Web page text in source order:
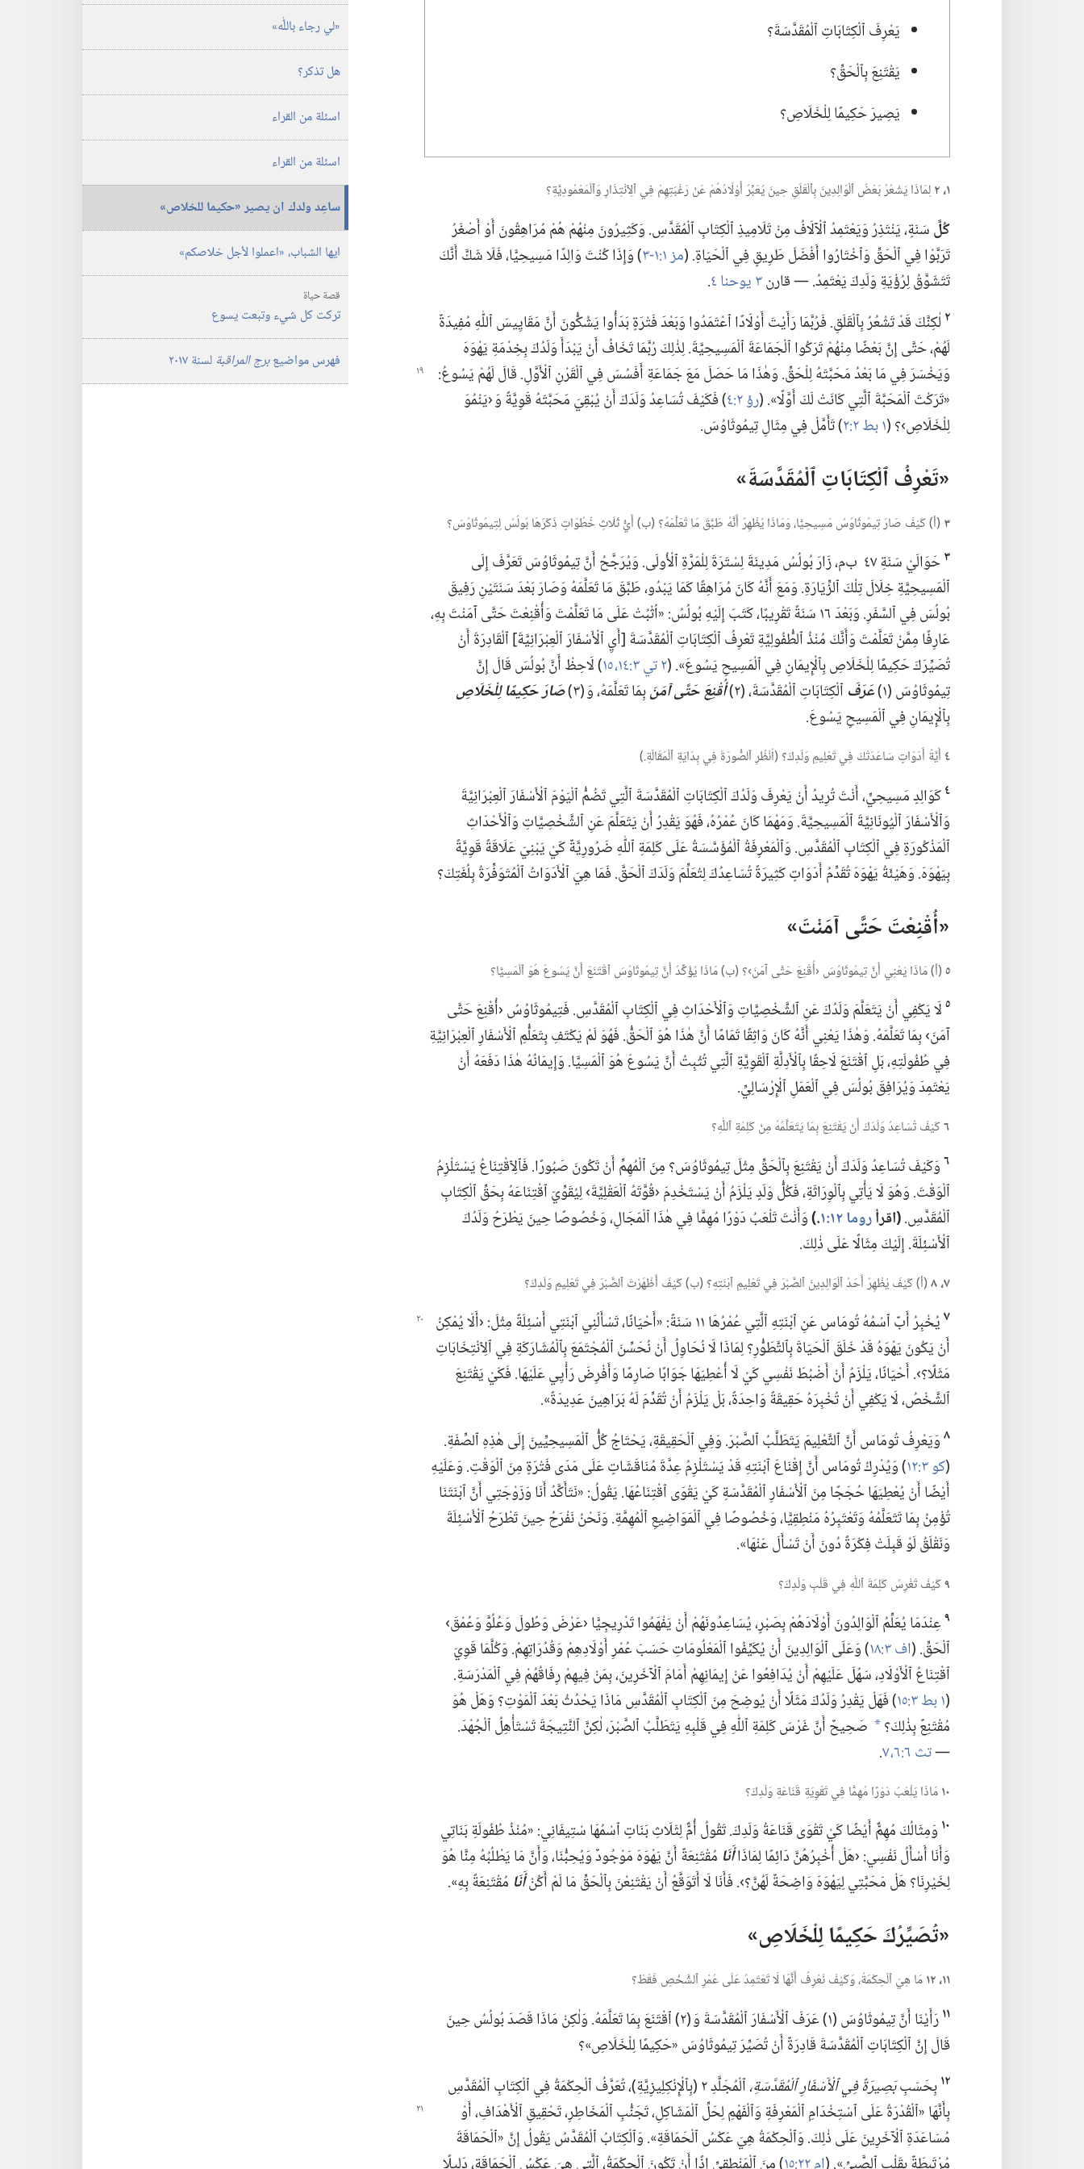
يَعْرِفَ ٱلْكِتَابَاتِ ٱلْمُقَدَّسَةَ؟‏
يَقْتَنِعَ بِٱلْحَقِّ؟‏
يَصِيرَ حَكِيمًا لِلْخَلَاصِ؟‏
١،‏ ٢ لِمَاذَا يَشْعُرُ بَعْضُ ٱلْوَالِدِينَ بِٱلْقَلَقِ حِينَ يُعَبِّرُ أَوْلَادُهُمْ عَنْ رَغْبَتِهِمْ فِي ٱلِٱنْتِذَارِ وَٱلْمَعْمُودِيَّةِ؟‏
كُلَّسَنَةٍ،‏ يَنْتَذِرُ وَيَعْتَمِدُ ٱلْآلَافُ مِنْ تَلَامِيذِ ٱلْكِتَابِ ٱلْمُقَدَّسِ.‏ وَكَثِيرُونَ مِنْهُمْ هُمْ مُرَاهِقُونَ أَوْ أَصْغَرُ
تَرَبَّوْا فِي ٱلْحَقِّ وَٱخْتَارُوا أَفْضَلَ طَرِيقٍ فِي ٱلْحَيَاةِ.‏ (‏مز ١:‏١-‏٣
‏)‏ وَإِذَا كُنْتَ وَالِدًا مَسِيحِيًّا،‏ فَلَا شَكَّ أَنَّكَ
تَتَشَوَّقُ لِرُؤْيَةِ وَلَدِكَ يَعْتَمِدُ.‏ —‏ قارن٣ يوحنا ٤ ‏.‏
٢ لٰكِنَّكَ قَدْ تَشْعُرُ بِٱلْقَلَقِ.‏ فَرُبَّمَا رَأَيْتَ أَوْلَادًا ٱعْتَمَدُوا وَبَعْدَ فَتْرَةٍ بَدَأُوا يَشُكُّونَ أَنَّ مَقَايِيسَ ٱللّٰهِ مُفِيدَةٌ
لَهُمْ،‏ حَتَّى إِنَّ بَعْضًا مِنْهُمْ تَرَكُوا ٱلْجَمَاعَةَ ٱلْمَسِيحِيَّةَ.‏ لِذٰلِكَ رُبَّمَا تَخَافُ أَنْ يَبْدَأَ وَلَدُكَ بِخِدْمَةِ يَهْوَهَ
وَيَخْسَرَ فِي مَا بَعْدُ مَحَبَّتَهُ لِلْحَقِّ.‏ وَهٰذَا مَا حَصَلَ مَعَ جَمَاعَةِ أَفَسُسَ فِي ٱلْقَرْنِ ٱلْأَوَّلِ.‏ قَالَلَهُمْ يَسُوعُ:‏
«تَرَكْتَ ٱلْمَحَبَّةَ ٱلَّتِي كَانَتْ لَكَ أَوَّلًا».‏ (‏رؤ ٢:‏٤
‏)‏ فَكَيْفَ تُسَاعِدُ وَلَدَكَ أَنْ يُبْقِيَ مَحَبَّتَهُ قَوِيَّةً وَ ‹يَنْمُوَ
لِلْخَلَاصِ›؟‏ (‏١ بط ٢:‏٢ ‏)‏ تَأَمَّلْ فِي مِثَالِ تِيمُوثَاوُسَ.‏
‏«تَعْرِفُ ٱلْكِتَابَاتِ ٱلْمُقَدَّسَةَ»‏
٣ (‏أ)‏ كَيْفَ صَارَ تِيمُوثَاوُسُ مَسِيحِيًّا،‏ وَمَاذَا يُظْهِرُ أَنَّهُ طَبَّقَ مَا تَعَلَّمَهُ؟‏ (‏ب)‏ أَيُّ ثَلَاثِ خُطُوَاتٍ ذَكَرَهَا بُولُسُ لِتِيمُوثَاوُسَ؟‏
٣
حَوَالَيْ سَنَةِ ٤٧ ب‌م،‏ زَارَ بُولُسُ مَدِينَةَ لِسْتَرَةَ لِلْمَرَّةِ ٱلْأُولَى.‏ وَيُرَجَّحُ أَنَّ تِيمُوثَاوُسَ تَعَرَّفَ إِلَى
ٱلْمَسِيحِيَّةِ خِلَالَ تِلْكَ ٱلزِّيَارَةِ.‏ وَمَعَ أَنَّهُ كَانَ مُرَاهِقًا كَمَا يَبْدُو،‏ طَبَّقَ مَا تَعَلَّمَهُ وَصَارَ بَعْدَ سَنَتَيْنِ رَفِيقَ
بُولُسَ فِي ٱلسَّفَرِ.‏ وَبَعْدَ ١٦ سَنَةً تَقْرِيبًا،‏ كَتَبَ إِلَيْهِ بُولُسُ:‏ «اُثْبُتْ عَلَى مَا تَعَلَّمْتَ وَأُقْنِعْتَ حَتَّى آمَنْتَ بِهِ،‏
عَارِفًا مِمَّنْ تَعَلَّمْتَ وَأَنَّكَ مُنْذُ ٱلطُّفُولِيَّةِ تَعْرِفُ ٱلْكِتَابَاتِ ٱلْمُقَدَّسَةَ [أَيِ ٱلْأَسْفَارَ ٱلْعِبْرَانِيَّةَ] ٱلْقَادِرَةَ أَنْ
تُصَيِّرَكَ حَكِيمًا لِلْخَلَاصِ بِٱلْإِيمَانِ فِي ٱلْمَسِيحِ يَسُوعَ».‏ (‏٢ تي ٣:‏١٤،‏ ١٥
‏)‏ لَاحِظْ أَنَّ بُولُسَ قَالَ إِنَّ
تِيمُوثَاوُسَ (‏١)‏ عَرَفَ ٱلْكِتَابَاتِ ٱلْمُقَدَّسَةَ،‏ (‏٢)‏ أُقْنِعَ حَتَّى آمَنَبِمَا تَعَلَّمَهُ،‏ وَ (‏٣)‏ صَارَ حَكِيمًا لِلْخَلَاصِ
بِٱلْإِيمَانِ فِي ٱلْمَسِيحِ يَسُوعَ.‏
٤ أَيَّةُ أَدَوَاتٍ سَاعَدَتْكَ فِي تَعْلِيمِ وَلَدِكَ؟‏ (‏اُنْظُرِ ٱلصُّورَةَ فِي بِدَايَةِ ٱلْمَقَالَةِ.‏)‏
٤كَوَالِدٍ مَسِيحِيٍّ،‏ أَنْتَ تُرِيدُ أَنْ يَعْرِفَ وَلَدُكَ ٱلْكِتَابَاتِ ٱلْمُقَدَّسَةَ ٱلَّتِي تَضُمُّ ٱلْيَوْمَ ٱلْأَسْفَارَ ٱلْعِبْرَانِيَّةَ
وَٱلْأَسْفَارَ ٱلْيُونَانِيَّةَ ٱلْمَسِيحِيَّةَ.‏ وَمَهْمَا كَانَ عُمْرُهُ،‏ فَهُوَ يَقْدِرُ أَنْ يَتَعَلَّمَ عَنِ ٱلشَّخْصِيَّاتِ وَٱلْأَحْدَاثِ
ٱلْمَذْكُورَةِ فِي ٱلْكِتَابِ ٱلْمُقَدَّسِ.‏ وَٱلْمَعْرِفَةُ ٱلْمُؤَسَّسَةُ عَلَى كَلِمَةِ ٱللّٰهِ ضَرُورِيَّةٌ كَيْ يَبْنِيَ عَلَاقَةً قَوِيَّةً
بِيَهْوَهَ.‏ وَهَيْئَةُ يَهْوَهَ تُقَدِّمُ أَدَوَاتٍ كَثِيرَةً تُسَاعِدُكَ لِتُعَلِّمَ وَلَدَكَ ٱلْحَقَّ.‏ فَمَا هِيَ ٱلْأَدَوَاتُ ٱلْمُتَوَفِّرَةُ بِلُغَتِكَ؟‏
‏«أُقْنِعْتَ حَتَّى آمَنْتَ»‏
٥(‏أ)‏ مَاذَا يَعْنِي أَنَّ تِيمُوثَاوُسَ ‹أُقْنِعَ حَتَّى آمَنَ›؟‏ (‏ب)‏ مَاذَا يُؤَكِّدُ أَنَّ تِيمُوثَاوُسَ ٱقْتَنَعَ أَنَّ يَسُوعَ هُوَ ٱلْمَسِيَّا؟‏
٥لَا يَكْفِي أَنْ يَتَعَلَّمَ وَلَدُكَ عَنِ ٱلشَّخْصِيَّاتِ وَٱلْأَحْدَاثِ فِي ٱلْكِتَابِ ٱلْمُقَدَّسِ.‏ فَتِيمُوثَاوُسُ ‹أُقْنِعَ حَتَّى
آمَنَ› بِمَا تَعَلَّمَهُ.‏ وَهٰذَا يَعْنِي أَنَّهُ كَانَ وَاثِقًا تَمَامًا أَنَّ هٰذَا هُوَ ٱلْحَقُّ.‏ فَهُوَ لَمْ يَكْتَفِ بِتَعَلُّمِ ٱلْأَسْفَارِ ٱلْعِبْرَانِيَّةِ
فِي طُفُولَتِهِ،‏ بَلِ ٱقْتَنَعَ لَاحِقًا بِٱلْأَدِلَّةِ ٱلْقَوِيَّةِ ٱلَّتِي تُثْبِتُ أَنَّ يَسُوعَ هُوَ ٱلْمَسِيَّا.‏ وَإِيمَانُهُ هٰذَا دَفَعَهُ أَنْ
يَعْتَمِدَ وَيُرَافِقَ بُولُسَ فِي ٱلْعَمَلِ ٱلْإِرْسَالِيِّ.‏
٦كَيْفَ تُسَاعِدُ وَلَدَكَ أَنْ يَقْتَنِعَ بِمَا يَتَعَلَّمُهُ مِنْ كَلِمَةِ ٱللّٰهِ؟‏
٦وَكَيْفَ تُسَاعِدُ وَلَدَكَ أَنْ يَقْتَنِعَ بِٱلْحَقِّ مِثْلَ تِيمُوثَاوُسَ؟‏ مِنَ ٱلْمُهِمِّ أَنْ تَكُونَ صَبُورًا.‏ فَٱلِٱقْتِنَاعُ يَسْتَلْزِمُ
ٱلْوَقْتَ.‏ وَهُوَ لَا يَأْتِي بِٱلْوِرَاثَةِ،‏ فَكُلُّ وَلَدٍ يَلْزَمُ أَنْ يَسْتَخْدِمَ ‹قُوَّتَهُ ٱلْعَقْلِيَّةَ› لِيُقَوِّيَ ٱقْتِنَاعَهُ بِحَقِّ ٱلْكِتَابِ
ٱلْمُقَدَّسِ.‏‏(‏اقرأروما ١٢:‏١ ‏.‏)‏وَأَنْتَ تَلْعَبُ دَوْرًا مُهِمًّا فِي هٰذَا ٱلْمَجَالِ،‏ وَخُصُوصًا حِينَ يَطْرَحُ وَلَدُكَ
ٱلْأَسْئِلَةَ.‏ إِلَيْكَ مِثَالًا عَلَى ذٰلِكَ.‏
٧،‏ ٨
(‏أ)‏ كَيْفَ يُظْهِرُ أَحَدُ ٱلْوَالِدِينَ ٱلصَّبْرَ فِي تَعْلِيمِ ٱبْنَتِهِ؟‏ (‏ب)‏ كَيْفَ أَظْهَرْتَ ٱلصَّبْرَ فِي تَعْلِيمِ وَلَدِكَ؟‏
٧يُخْبِرُ أَبٌ ٱسْمُهُ تُومَاس عَنِ ٱبْنَتِهِ ٱلَّتِي عُمْرُهَا
١١ سَنَةً:‏ «أَحْيَانًا،‏ تَسْأَلُنِي ٱبْنَتِي أَسْئِلَةً مِثْلَ:‏ ‹أَلَا يُمْكِنُ
أَنْ يَكُونَ يَهْوَهُ قَدْ خَلَقَ ٱلْحَيَاةَ بِٱلتَّطَوُّرِ؟‏ لِمَاذَا لَا نُحَاوِلُ أَنْ نُحَسِّنَ ٱلْمُجْتَمَعَ بِٱلْمُشَارَكَةِ فِي ٱلِٱنْتِخَابَاتِ
مَثَلًا؟‏›.‏ أَحْيَانًا،‏ يَلْزَمُ أَنْ أَضْبُطَ نَفْسِي كَيْ لَا أُعْطِيَهَا جَوَابًا صَارِمًا وَأَفْرِضَ رَأْيِي عَلَيْهَا.‏ فَكَيْ يَقْتَنِعَ
ٱلشَّخْصُ،‏ لَا يَكْفِي أَنْ تُخْبِرَهُ حَقِيقَةً وَاحِدَةً،‏ بَلْ يَلْزَمُ أَنْ تُقَدِّمَ لَهُ بَرَاهِينَ عَدِيدَةً».‏
٨وَيَعْرِفُ تُومَاس أَنَّ ٱلتَّعْلِيمَ يَتَطَلَّبُ ٱلصَّبْرَ.‏ وَفِي ٱلْحَقِيقَةِ،‏ يَحْتَاجُ كُلُّ ٱلْمَسِيحِيِّينَ إِلَى هٰذِهِ ٱلصِّفَةِ.‏
(‏كو ٣:‏١٢
‏)‏ وَيُدْرِكُ تُومَاس أَنَّ إِقْنَاعَ ٱبْنَتِهِ قَدْ يَسْتَلْزِمُ عِدَّةَ مُنَاقَشَاتٍ عَلَى مَدَى فَتْرَةٍ مِنَ ٱلْوَقْتِ.‏ وَعَلَيْهِ
أَيْضًا أَنْ يُعْطِيَهَا حُجَجًا مِنَ ٱلْأَسْفَارِ ٱلْمُقَدَّسَةِ كَيْ يَقْوَى ٱقْتِنَاعُهَا.‏ يَقُولُ:‏ «نَتَأَكَّدُ أَنَا وَزَوْجَتِي أَنَّ ٱبْنَتَنَا
تُؤْمِنُ بِمَا تَتَعَلَّمُهُ وَتَعْتَبِرُهُ مَنْطِقِيًّا،‏ وَخُصُوصًا فِي ٱلْمَوَاضِيعِ ٱلْمُهِمَّةِ.‏ وَنَحْنُ نَفْرَحُ حِينَ تَطْرَحُ ٱلْأَسْئِلَةَ
وَنَقْلَقُ لَوْ قَبِلَتْ فِكْرَةً دُونَ أَنْ تَسْأَلَ عَنْهَا».‏
٩كَيْفَ تَغْرِسُ كَلِمَةَ ٱللّٰهِ فِي قَلْبِ وَلَدِكَ؟‏
٩عِنْدَمَا يُعَلِّمُ ٱلْوَالِدُونَ أَوْلَادَهُمْ بِصَبْرٍ،‏ يُسَاعِدُونَهُمْ أَنْ يَفْهَمُوا تَدْرِيجِيًّا ‹عَرْضَ وَطُولَ وَعُلُوَّ وَعُمْقَ›
ٱلْحَقِّ.‏ (‏اف ٣:‏١٨
‏)‏ وَعَلَى ٱلْوَالِدِينَ أَنْ يُكَيِّفُوا ٱلْمَعْلُومَاتِ حَسَبَ عُمْرِ أَوْلَادِهِمْ وَقُدُرَاتِهِمْ.‏ وَكُلَّمَا قَوِيَ
ٱقْتِنَاعُ ٱلْأَوْلَادِ،‏ سَهُلَ عَلَيْهِمْ أَنْ يُدَافِعُوا عَنْ إِيمَانِهِمْ أَمَامَ ٱلْآخَرِينَ،‏ بِمَنْ فِيهِمْ رِفَاقُهُمْ فِي ٱلْمَدْرَسَةِ.‏
(‏١ بط ٣:‏١٥
‏)‏ فَهَلْ يَقْدِرُ وَلَدُكَ مَثَلًا أَنْ يُوضِحَ مِنَ ٱلْكِتَابِ ٱلْمُقَدَّسِ مَاذَا يَحْدُثُ بَعْدَ ٱلْمَوْتِ؟‏ وَهَلْ هُوَ
مُقْتَنِعٌ بِذٰلِكَ؟‏ a صَحِيحٌ أَنَّ غَرْسَ كَلِمَةِ ٱللّٰهِ فِي قَلْبِهِ يَتَطَلَّبُ ٱلصَّبْرَ،‏ لٰكِنَّ ٱلنَّتِيجَةَ تَسْتَأْهِلُ ٱلْجُهْدَ.‏
—‏تث ٦:‏٦،‏ ٧ ‏.‏
١٠مَاذَا يَلْعَبُ دَوْرًا مُهِمًّا فِي تَقْوِيَةِ قَنَاعَةِ وَلَدِكَ؟‏
١٠ وَمِثَالُكَ مُهِمٌّ أَيْضًا كَيْ تَقْوَى قَنَاعَةُ وَلَدِكَ.‏ تَقُولُ أُمٌّ لِثَلَاثِ بَنَاتٍ ٱسْمُهَا سْتِيفَانِي:‏ «مُنْذُ طُفُولَةِ بَنَاتِي
وَأَنَا أَسْأَلُ نَفْسِي:‏ ‹هَلْ أُخْبِرُهُنَّ دَائِمًا لِمَاذَاأَنَا مُقْتَنِعَةٌ أَنَّ يَهْوَهَ مَوْجُودٌ وَيُحِبُّنَا،‏ وَأَنَّ مَا يَطْلُبُهُ مِنَّا هُوَ
لِخَيْرِنَا؟‏ هَلْ مَحَبَّتِي لِيَهْوَهَ وَاضِحَةٌ لَهُنَّ؟‏›.‏ فَأَنَا لَا أَتَوَقَّعُ أَنْ يَقْتَنِعْنَ بِٱلْحَقِّ مَا لَمْ أَكُنْأَنَا مُقْتَنِعَةً بِهِ».‏
‏«تُصَيِّرُكَ حَكِيمًا لِلْخَلَاصِ»‏
١١،‏ ١٢
مَا هِيَ ٱلْحِكْمَةُ،‏ وَكَيْفَ نَعْرِفُ أَنَّهَا لَا تَعْتَمِدُ عَلَى عُمْرِ ٱلشَّخْصِ فَقَطْ؟‏
١١
رَأَيْنَا أَنَّ تِيمُوثَاوُسَ (‏١)‏ عَرَفَ ٱلْأَسْفَارَ ٱلْمُقَدَّسَةَ وَ (‏٢)‏ ٱقْتَنَعَ بِمَا تَعَلَّمَهُ.‏ وَلٰكِنْ مَاذَا قَصَدَ بُولُسُ حِينَ
قَالَ إِنَّ ٱلْكِتَابَاتِ ٱلْمُقَدَّسَةَ قَادِرَةٌ أَنْ تُصَيِّرَ تِيمُوثَاوُسَ «حَكِيمًا لِلْخَلَاصِ»؟‏
١٢بِحَسَبِبَصِيرَةٌ فِي ٱلْأَسْفَارِ ٱلْمُقَدَّسَةِ،‏
ٱلْمُجَلَّدِ ٢ (‏بِٱلْإِنْكِلِيزِيَّةِ)‏،‏ تُعَرَّفُ ٱلْحِكْمَةُ فِي ٱلْكِتَابِ ٱلْمُقَدَّسِ
بِأَنَّهَا «ٱلْقُدْرَةُ عَلَى ٱسْتِخْدَامِ ٱلْمَعْرِفَةِوَٱلْفَهْمِ لِحَلِّ ٱلْمَشَاكِلِ،‏ تَجَنُّبِ ٱلْمَخَاطِرِ،‏ تَحْقِيقِ ٱلْأَهْدَافِ،‏ أَوْ
مُسَاعَدَةِ ٱلْآخَرِينَ عَلَى ذٰلِكَ.‏ وَٱلْحِكْمَةُ هِيَ عَكْسُ ٱلْحَمَاقَةِ».‏ وَٱلْكِتَابُ ٱلْمُقَدَّسُ يَقُولُ إِنَّ «ٱلْحَمَاقَةَ
‏‎كانون١/
‏‎٢٠١٧‏
الدراسية)‏
ديسمبر‏
‏«لي رجاء باللّٰه»‏
هل تذكر؟‏
اسئلة من القراء
اسئلة من القراء
ساعِد ولدك ان يصير «حكيما للخلاص»‏
ايها الشباب،‏ «اعملوا لأجل خلاصكم»‏
قصة حياة
تركت كل شيء وتبعت يسوع
فهرس مواضيعبرج المراقبة لسنة ٢٠١٧